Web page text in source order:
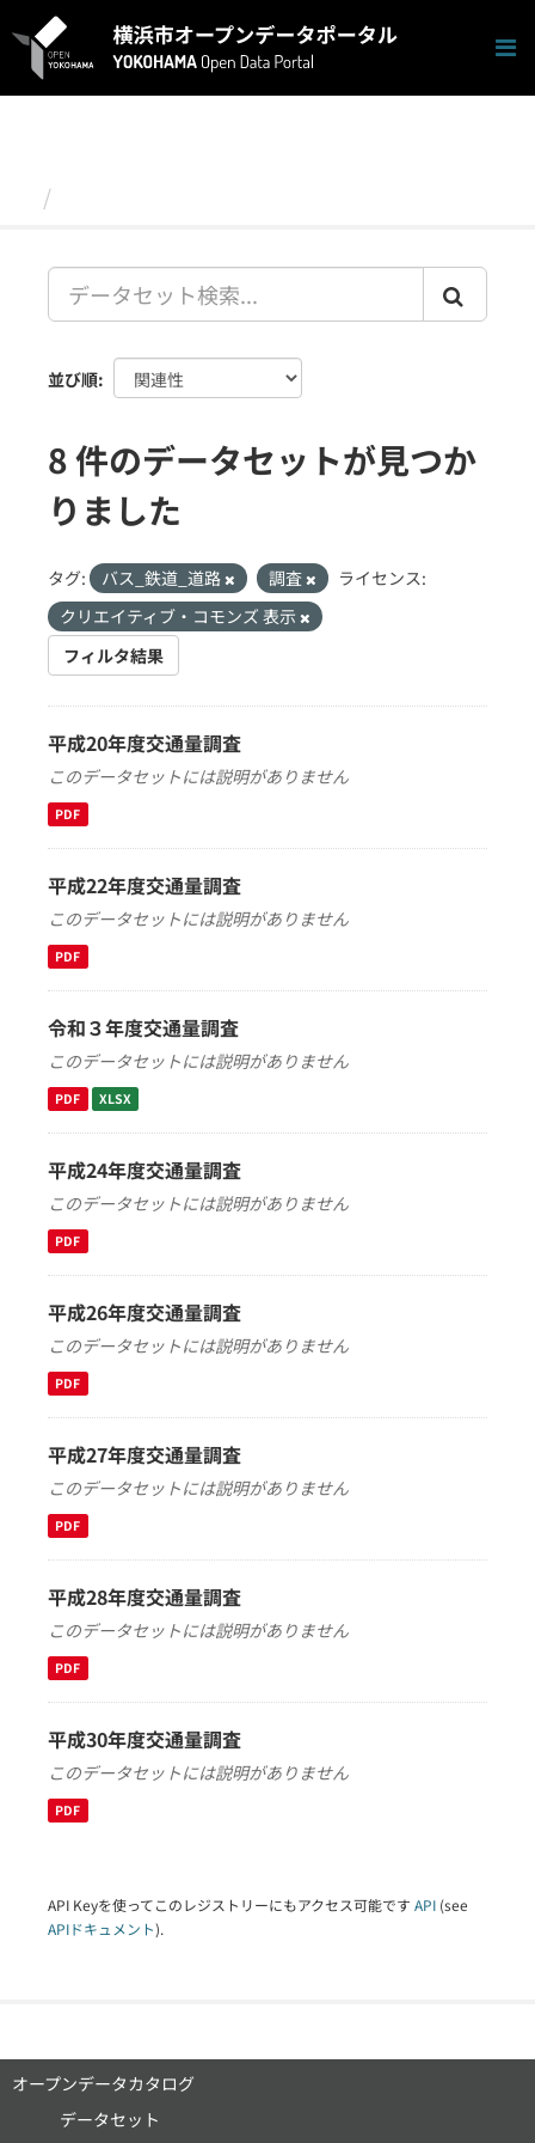
キ
並び順
8 件のデータセットが見つか
りました
タグ: バス_鉄道_道路 調査
ライセンス:
クリエイティブ・コモンズ 表示
フィルタ結果
平成20年度交通量調査
このデータセットには説明がありません
PDF
平成22年度交通量調査
このデータセットには説明がありません
PDF
令和３年度交通量調査
このデータセットには説明がありません
PDF XLSX
平成24年度交通量調査
このデータセットには説明がありません
PDF
平成26年度交通量調査
このデータセットには説明がありません
PDF
平成27年度交通量調査
このデータセットには説明がありません
PDF
平成28年度交通量調査
このデータセットには説明がありません
PDF
平成30年度交通量調査
このデータセットには説明がありません
PDF
API Keyを使ってこのレジストリーにもアクセス可能です API (see
APIドキュメント).
オープンデータカタログ
データセット